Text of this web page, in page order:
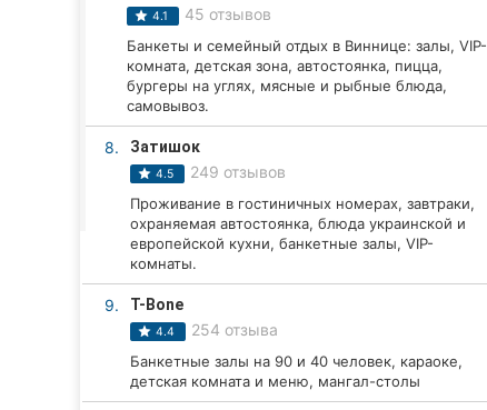
Кривой Рог
Николаев
Чернигов
4.1 45 отзывов
Банкеты и семейный отдых в Виннице: залы, VIP-
комната, детская зона, автостоянка, пицца,
бургеры на углях, мясные и рыбные блюда,
самовывоз.
8. Затишок
4.5 249 отзывов
Проживание в гостиничных номерах, завтраки,
охраняемая автостоянка, блюда украинской и
европейской кухни, банкетные залы, VIP-
комнаты.
9. T-Bone
4.4 254 отзыва
Банкетные залы на 90 и 40 человек, караоке,
детская комната и меню, мангал-столы